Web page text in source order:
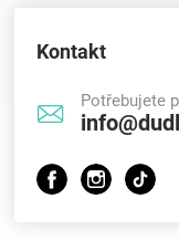
Kontakt
Potřebujete